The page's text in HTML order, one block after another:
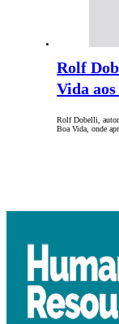
Rolf
Vida
Rolf Dobelli, autor
Boa Vida, onde